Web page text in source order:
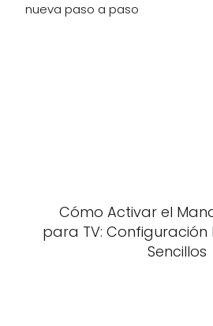
nueva paso a paso
Cómo Activar el
para TV: Configuración
Sencillos